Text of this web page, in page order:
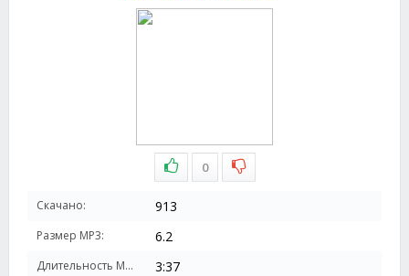
0
Скачано: 913
Размер MP3: 6.2
Длительность MP3: 3:37